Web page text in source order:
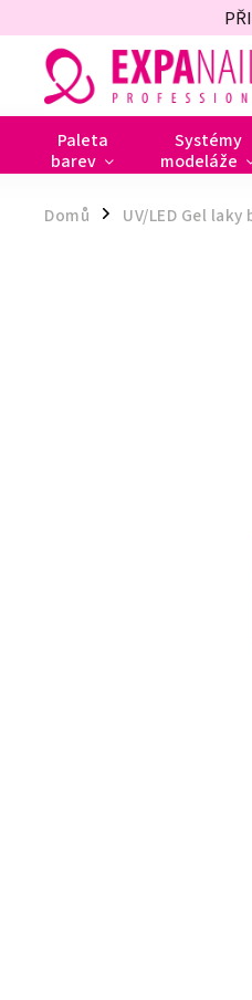
Paleta
barev
Systémy
modeláže
Domů / UV/LED Gel laky